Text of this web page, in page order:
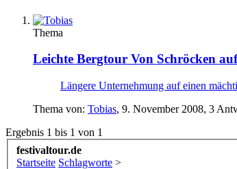
Thema
Leichte Bergtour Von Schröcken
Längere Unternehmung auf einen
Thema von: Tobias, 9. November 2008, 3
Ergebnis 1 bis 1 von 1
festivaltour.de
Startseite Schlagworte >